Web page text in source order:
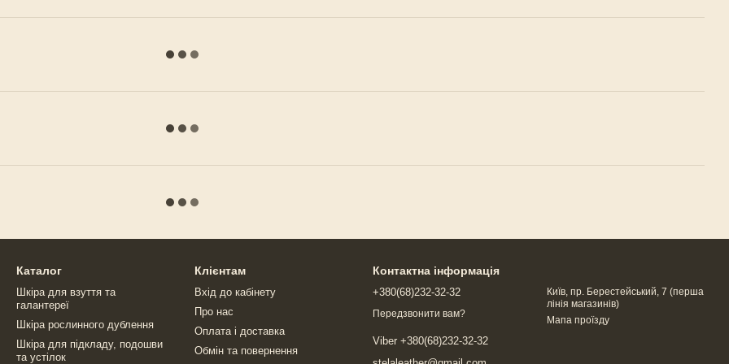
Каталог
Шкіра для взуття та
галантереї
Шкіра рослинного дублення
Шкіра для підкладу, подошви
та устілок
Клієнтам
Вхід до кабінету
Про нас
Оплата і доставка
Обмін та повернення
Контактна інформація
+380(68)232-32-32
Передзвонити вам?
Viber +380(68)232-32-32
Київ, пр. Берестейський, 7 (перша
лінія магазинів)
Мапа проїзду